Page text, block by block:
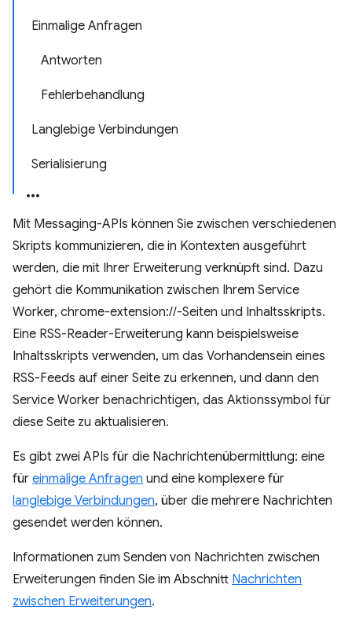
Einmalige Anfragen
Antworten
Fehlerbehandlung
Langlebige Verbindungen
Serialisierung
Mit Messaging-APIs können Sie zwischen verschiedenen
Skripts kommunizieren, die in Kontexten ausgeführt
werden, die mit Ihrer Erweiterung verknüpft sind. Dazu
gehört die Kommunikation zwischen Ihrem Service
Worker, chrome-extension://-Seiten und Inhaltsskripts.
Eine RSS-Reader-Erweiterung kann beispielsweise
Inhaltsskripts verwenden, um das Vorhandensein eines
RSS-Feeds auf einer Seite zu erkennen, und dann den
Service Worker benachrichtigen, das Aktionssymbol für
diese Seite zu aktualisieren.
Es gibt zwei APIs für die Nachrichtenübermittlung: eine
für einmalige Anfragen und eine komplexere für
langlebige Verbindungen, über die mehrere Nachrichten
gesendet werden können.
Informationen zum Senden von Nachrichten zwischen
Erweiterungen finden Sie im Abschnitt Nachrichten
zwischen Erweiterungen.